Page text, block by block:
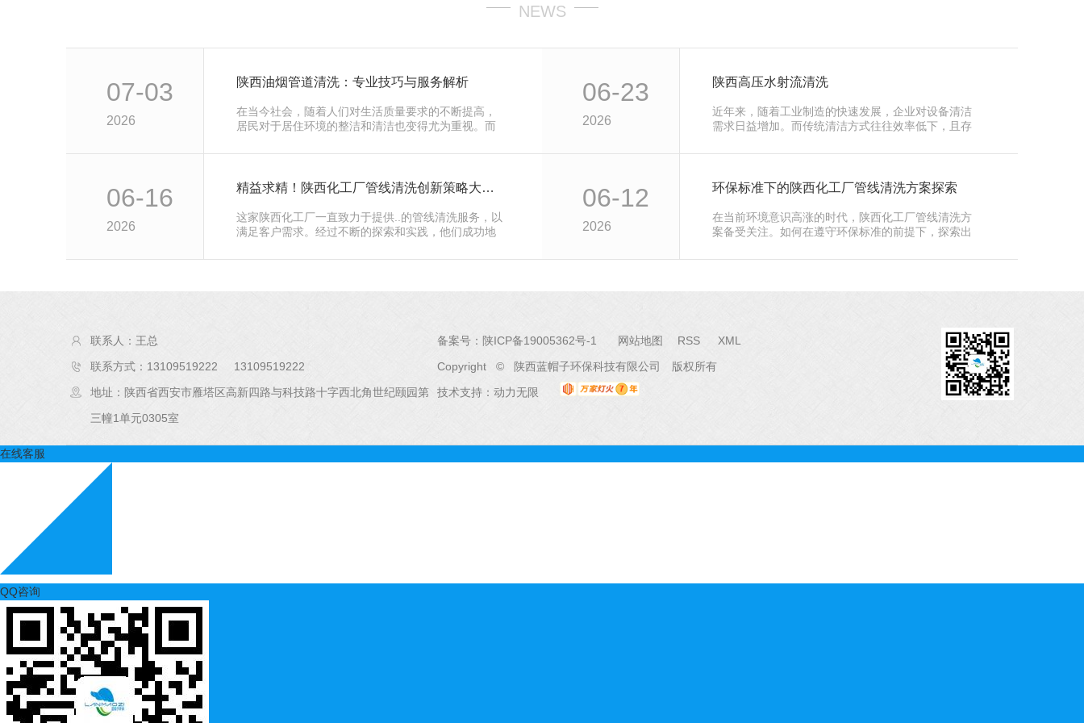
NEWS
07-03
2026
陕西油烟管道清洗：专业技巧与服务解析
在当今社会，随着人们对生活质量要求的不断提高，
居民对于居住环境的整洁和清洁也变得尤为重视。而
06-23
2026
陕西高压水射流清洗
近年来，随着工业制造的快速发展，企业对设备清洁
需求日益增加。而传统清洁方式往往效率低下，且存
06-16
2026
精益求精！陕西化工厂管线清洗创新策略大揭秘
这家陕西化工厂一直致力于提供..的管线清洗服务，以
满足客户需求。经过不断的探索和实践，他们成功地
06-12
2026
环保标准下的陕西化工厂管线清洗方案探索
在当前环境意识高涨的时代，陕西化工厂管线清洗方
案备受关注。如何在遵守环保标准的前提下，探索出
联系人：王总
联系方式：13109519222 13109519222
地址：陕西省西安市雁塔区高新四路与科技路十字西北角世纪颐园第
三幢1单元0305室
备案号： 陕ICP备19005362号-1 网站地图 RSS
XML
Copyright © 陕西蓝帽子环保科技有限公司 版权所有
技术支持： 动力无限
在线客服
QQ咨询